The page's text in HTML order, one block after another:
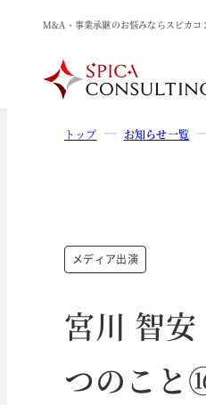
M&A・事業承継のお悩みならスピカコ
トップ お知らせ一覧
メディア出演
宮川 智
つのこと